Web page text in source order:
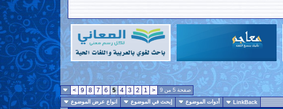
صفحة 5 من 9 <
1
2
3
4
5
6
7
8
9
>
LinkBack أدوات الموضوع إبحث في الموضوع انواع عرض الموضوع